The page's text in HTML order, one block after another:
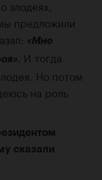
злодеях,
предложили
«Мне
. И тогда
Но потом
на роль
сказали